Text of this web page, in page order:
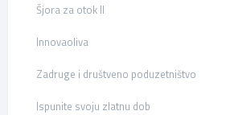
Šjora za otok II
Innovaoliva
Zadruge i društveno poduzetništvo
Ispunite svoju zlatnu dob